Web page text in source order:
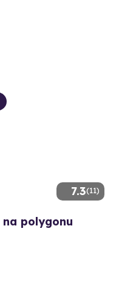
7.3(11)
polygonu